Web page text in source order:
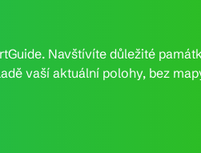
Navštívíte důležité
vaší aktuální polohy, bez